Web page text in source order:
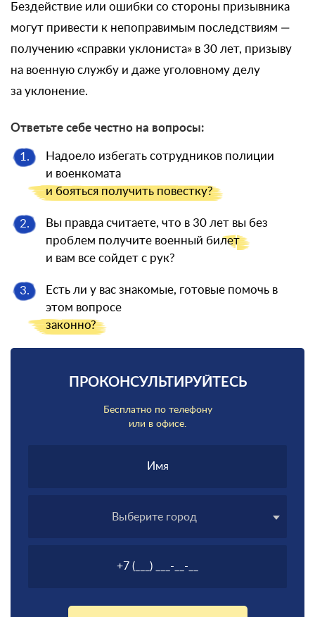
Бездействие или ошибки со стороны призывника
могут привести к непоправимым последствиям —
получению «справки уклониста» в 30 лет, призыву
на военную службу и даже уголовному делу
за уклонение.
Ответьте себе честно на вопросы:
1.
Надоело избегать сотрудников полиции
и военкомата
и бояться получить повестку?
2.
Вы правда считаете, что в 30 лет вы без
проблем получите военный билет
и вам все сойдет с рук?
3.
Есть ли у вас знакомые, готовые помочь в
этом вопросе
законно?
ПРОКОНСУЛЬТИРУЙТЕСЬ
Бесплатно по телефону
или в офисе.
Выберите город